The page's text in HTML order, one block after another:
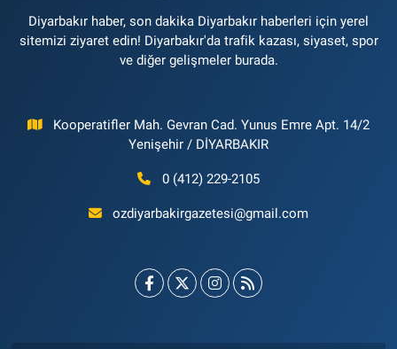
Diyarbakır haber, son dakika Diyarbakır haberleri için yerel
sitemizi ziyaret edin! Diyarbakır'da trafik kazası, siyaset, spor
ve diğer gelişmeler burada.
Kooperatifler Mah. Gevran Cad. Yunus Emre Apt. 14/2
Yenişehir / DİYARBAKIR
0 (412) 229-2105
ozdiyarbakirgazetesi@gmail.com